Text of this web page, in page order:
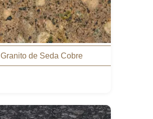
Granito de Seda Cobre